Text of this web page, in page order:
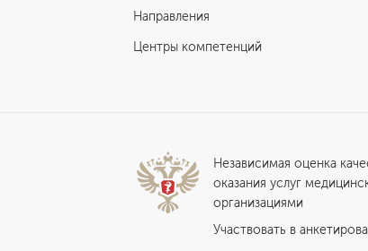
Направления
Центры компетенций
Независимая оценка
оказания услуг
организациями
Участвовать в